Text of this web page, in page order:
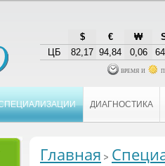
$ € ₩
ЦБ
82,17 94,84 0,06
время и
ДИАГНОСТИКА
Главная